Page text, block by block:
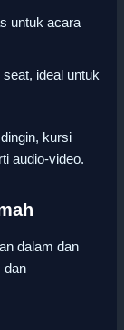
untuk acara
ideal untuk
kursi
audio-video.
dalam dan
dan